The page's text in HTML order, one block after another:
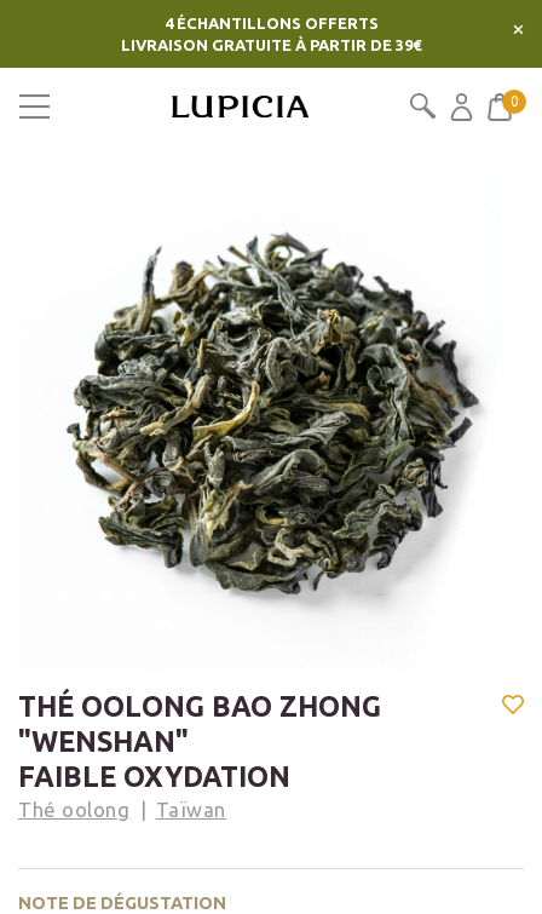
4 ÉCHANTILLONS OFFERTS
LIVRAISON GRATUITE À PARTIR DE 39€
×
0
THÉ OOLONG BAO ZHONG
"WENSHAN"
FAIBLE OXYDATION
Thé oolong Taïwan
NOTE DE DÉGUSTATION